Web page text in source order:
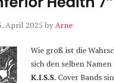
April 2025 byArne
Wie groß ist die
sich den selben
K.I.S.S. Cover Bands